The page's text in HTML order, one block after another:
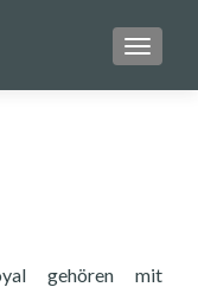
gehören mit